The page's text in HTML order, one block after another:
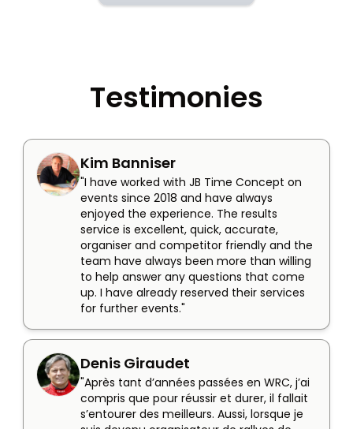
Testimonies
Kim Banniser
"I have worked with JB Time Concept on
events since 2018 and have always
enjoyed the experience. The results
service is excellent, quick, accurate,
organiser and competitor friendly and the
team have always been more than willing
to help answer any questions that come
up. I have already reserved their services
for further events."
Denis Giraudet
"Après tant d’années passées en WRC, j’ai
compris que pour réussir et durer, il fallait
s’entourer des meilleurs. Aussi, lorsque je